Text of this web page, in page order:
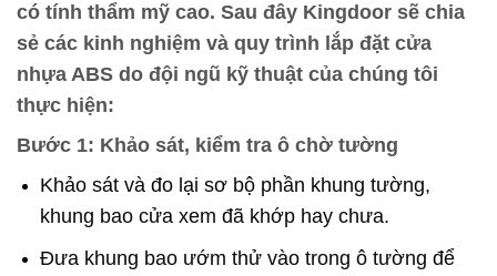
có tính thẩm mỹ cao. Sau đây Kingdoor sẽ chia
sẻ các kinh nghiệm và quy trình lắp đặt cửa
nhựa ABS do đội ngũ kỹ thuật của chúng tôi
thực hiện:
Bước 1: Khảo sát, kiểm tra ô chờ tường
Khảo sát và đo lại sơ bộ phần khung tường,
khung bao cửa xem đã khớp hay chưa.
Đưa khung bao ướm thử vào trong ô tường để